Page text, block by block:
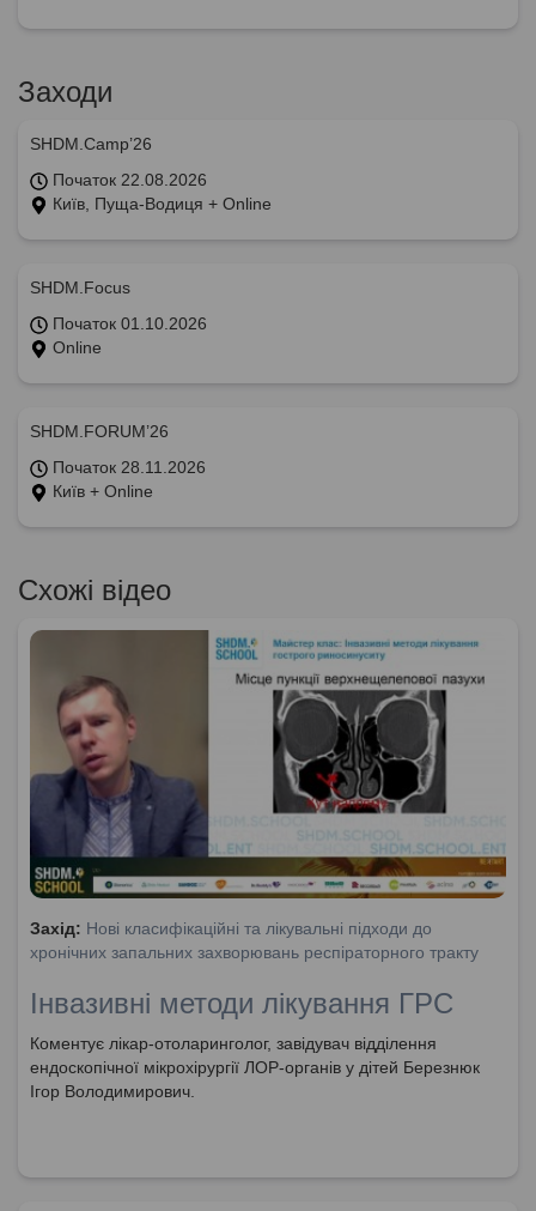
Заходи
SHDM.Camp’26
Початок 22.08.2026
Київ, Пуща-Водиця + Online
SHDM.Focus
Початок 01.10.2026
Online
SHDM.FORUM’26
Початок 28.11.2026
Київ + Online
Схожі відео
Захід: Нові класифікаційні та лікувальні підходи до
хронічних запальних захворювань респіраторного тракту
Інвазивні методи лікування ГРС
Коментує лікар-отоларинголог, завідувач відділення
ендоскопічної мікрохірургії ЛОР-органів у дітей Березнюк
Ігор Володимирович.